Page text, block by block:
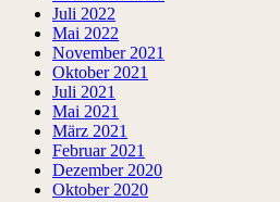
Juli 2022
Mai 2022
November 2021
Oktober 2021
Juli 2021
Mai 2021
März 2021
Februar 2021
Dezember 2020
Oktober 2020